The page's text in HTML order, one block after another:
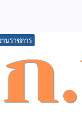
านราชการ